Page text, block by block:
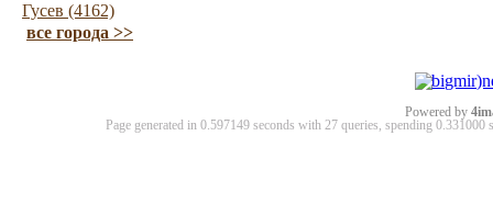
Гусев (4162)
все города >>
Powered by
Page generated in 0.597149 seconds with 27 queries, spending